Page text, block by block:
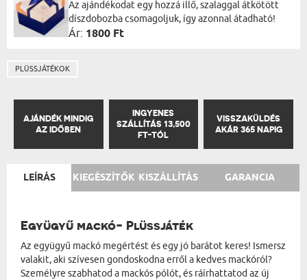
Az ajándékodat egy hozzá illő, szalaggal átkötött
díszdobozba csomagoljuk, így azonnal átadható!
Ár: 1800 Ft
PLÜSSJÁTÉKOK
AJÁNDÉK MINDIG
AZ IDŐBEN
INGYENES
SZÁLLÍTÁS 13,500
FT-TÓL
VISSZAKÜLDÉS
AKÁR 365 NAPIG
LEÍRÁS KIEGÉSZÍTŐK KISZÁLLÍTÁS GARANCIA
Együgyű mackó- Plüssjáték
Az együgyű mackó megértést és egy jó barátot keres! Ismersz
valakit, aki szívesen gondoskodna erről a kedves mackóról?
Személyre szabhatod a mackós pólót, és ráírhattatod az új